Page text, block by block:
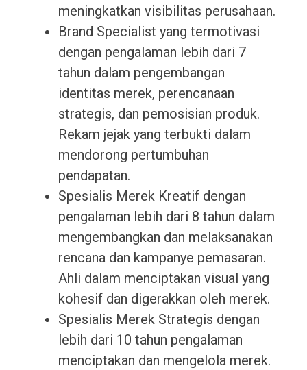
meningkatkan visibilitas perusahaan.
Brand Specialist yang termotivasi
dengan pengalaman lebih dari 7
tahun dalam pengembangan
identitas merek, perencanaan
strategis, dan pemosisian produk.
Rekam jejak yang terbukti dalam
mendorong pertumbuhan
pendapatan.
Spesialis Merek Kreatif dengan
pengalaman lebih dari 8 tahun dalam
mengembangkan dan melaksanakan
rencana dan kampanye pemasaran.
Ahli dalam menciptakan visual yang
kohesif dan digerakkan oleh merek.
Spesialis Merek Strategis dengan
lebih dari 10 tahun pengalaman
menciptakan dan mengelola merek.